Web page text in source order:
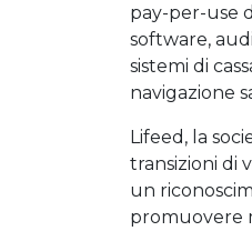
pay-per-use
software,
sistemi di
navigazione
Lifeed, la
transizioni di
un
promuovere